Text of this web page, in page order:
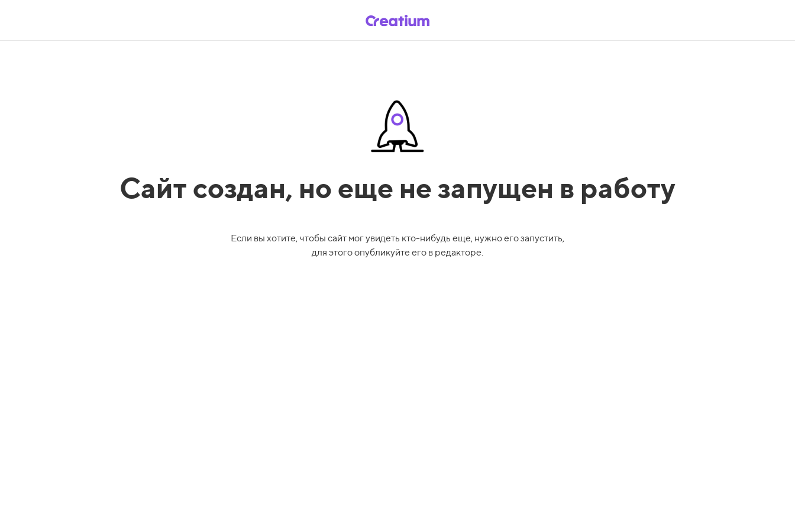
Сайт создан, но еще не запущен в работу
Если вы хотите, чтобы сайт мог увидеть кто-нибудь еще, нужно его запустить,
для этого опубликуйте его в редакторе.